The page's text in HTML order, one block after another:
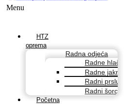
Menu
HTZ
oprema
Radna odjeća
Radne hlače
Radne jakne
Radni prsluci
Radni šorcevi
Početna